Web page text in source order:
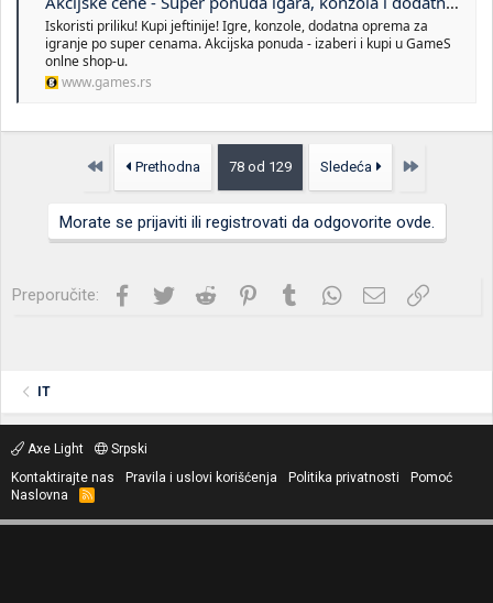
Iskoristi priliku! Kupi jeftinije! Igre, konzole, dodatna oprema za
igranje po super cenama. Akcijska ponuda - izaberi i kupi u GameS
onlne shop-u.
www.games.rs
Prvo Prethodna 78 od 129 Sledeća Poslednja
Morate se prijaviti ili registrovati da odgovorite ovde.
Preporučite: Facebook
Twitter Reddit PinterestTumblrWhatsApp
Imejl Link
IT
Axe Light
Srpski
Kontaktirajte nas
Pravila i uslovi korišćenja Politika privatnosti
Pomoć
Naslovna
R
S